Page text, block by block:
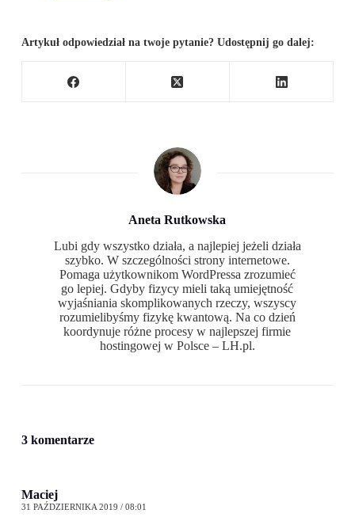
Artykuł odpowiedział na twoje pytanie? Udostępnij go dalej:
Aneta Rutkowska
Lubi gdy wszystko działa, a najlepiej jeżeli działa
szybko. W szczególności strony internetowe.
Pomaga użytkownikom WordPressa zrozumieć
go lepiej. Gdyby fizycy mieli taką umiejętność
wyjaśniania skomplikowanych rzeczy, wszyscy
rozumielibyśmy fizykę kwantową. Na co dzień
koordynuje różne procesy w najlepszej firmie
hostingowej w Polsce – LH.pl.
3 komentarze
Maciej
31 PAŹDZIERNIKA 2019 / 08:01